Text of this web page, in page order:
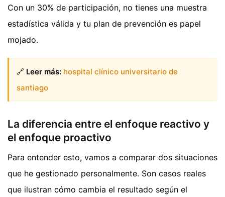
Con un 30% de participación, no tienes una muestra
estadística válida y tu plan de prevención es papel
mojado.
🔗 Leer más: hospital clínico universitario de
santiago
La diferencia entre el enfoque reactivo y
el enfoque proactivo
Para entender esto, vamos a comparar dos situaciones
que he gestionado personalmente. Son casos reales
que ilustran cómo cambia el resultado según el